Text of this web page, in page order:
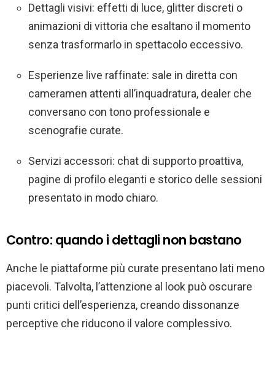
Dettagli visivi: effetti di luce, glitter discreti o
animazioni di vittoria che esaltano il momento
senza trasformarlo in spettacolo eccessivo.
Esperienze live raffinate: sale in diretta con
cameramen attenti all’inquadratura, dealer che
conversano con tono professionale e
scenografie curate.
Servizi accessori: chat di supporto proattiva,
pagine di profilo eleganti e storico delle sessioni
presentato in modo chiaro.
Contro: quando i dettagli non bastano
Anche le piattaforme più curate presentano lati meno
piacevoli. Talvolta, l’attenzione al look può oscurare
punti critici dell’esperienza, creando dissonanze
perceptive che riducono il valore complessivo.